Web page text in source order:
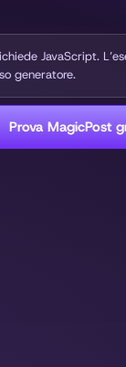
JavaScript.
generatore.
Prova MagicPost